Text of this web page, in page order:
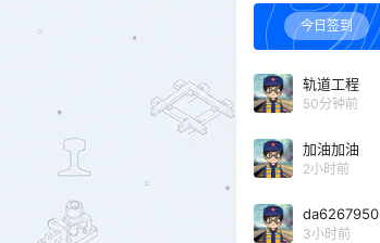
今日签到
轨道工程
50分钟前
加油加油
2小时前
da6267950
3小时前